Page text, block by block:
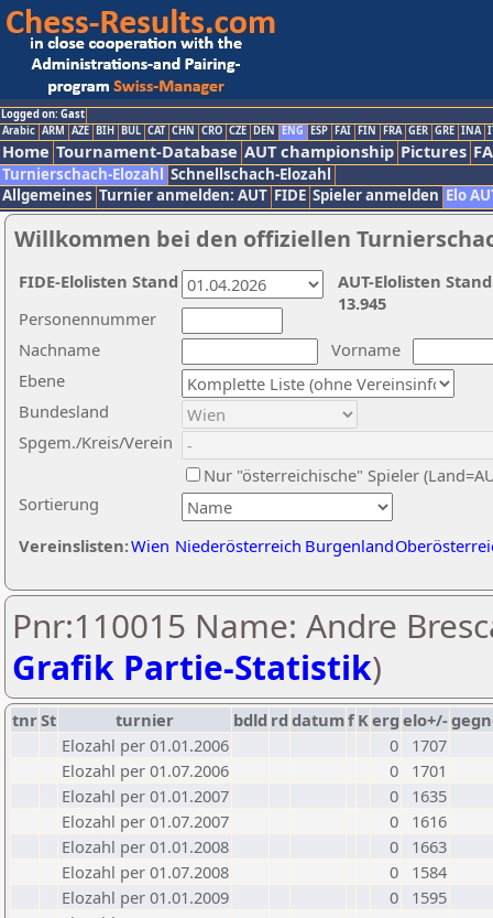
Logged on: Gast
Arabic ARM AZE BIH BUL CAT CHN CRO CZE DEN ENG ESP FAI FIN FRA GER GRE INA
Home Tournament-Database AUT championship Pictures
Turnierschach-Elozahl Schnellschach-Elozahl
Allgemeines Turnier anmelden: AUT FIDE Spieler anmelden Elo
Willkommen bei den offiziellen
Nachname
Vorname
Ebene
Sortierung
Personennummer
Bundesland
Spgem./Kreis/Verein
Nur "österreichische" Spieler
Vereinslisten:Wien Niederösterreich Burgenland
AUT-Elolisten
13.945
FIDE-Elolisten Stand
Pnr:110015 Name: Andre
Grafik Partie-Statistik)
tnrSt turnier bdld rd datumf Kerg elo+/-
Elozahl per 01.01.2006
0
1707
Elozahl per 01.07.2006
0
1701
Elozahl per 01.01.2007
0
1635
Elozahl per 01.07.2007
0
1616
Elozahl per 01.01.2008
0
1663
Elozahl per 01.07.2008
0
1584
Elozahl per 01.01.2009
0
1595